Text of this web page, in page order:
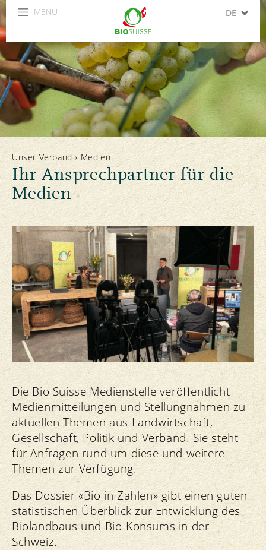
MENÜ DE
IT
ES
Unser Verband› Medien
Ihr Ansprechpartner für die
Medien
Die Bio Suisse Medienstelle veröffentlicht
Medienmitteilungen und Stellungnahmen zu
aktuellen Themen aus Landwirtschaft,
Gesellschaft, Politik und Verband. Sie steht
für Anfragen rund um diese und weitere
Themen zur Verfügung.
Das Dossier «Bio in Zahlen» gibt einen guten
statistischen Überblick zur Entwicklung des
Biolandbaus und Bio-Konsums in der
Schweiz.